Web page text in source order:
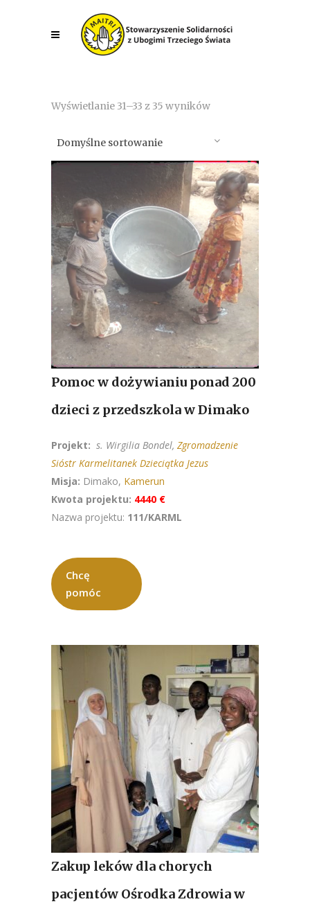
Wyświetlanie 31–33 z 35 wyników
Domyślne sortowanie
Pomoc w dożywianiu ponad 200
dzieci z przedszkola w Dimako
Projekt: s. Wirgilia Bondel, Zgromadzenie
Sióstr Karmelitanek Dzieciątka Jezus
Misja: Dimako, Kamerun
Kwota projektu: 4440 €
Nazwa projektu: 111/KARML
Chcę
pomóc
Zakup leków dla chorych
pacjentów Ośrodka Zdrowia w